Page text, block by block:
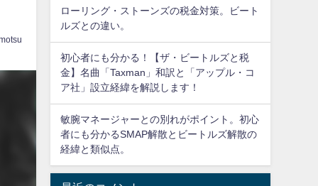
ローリング・ストーンズの税金対策。ビート
ルズとの違い。
初心者にも分かる！【ザ・ビートルズと税
金】名曲「Taxman」和訳と「アップル・コ
ア社」設立経緯を解説します！
敏腕マネージャーとの別れがポイント。初心
者にも分かるSMAP解散とビートルズ解散の
経緯と類似点。